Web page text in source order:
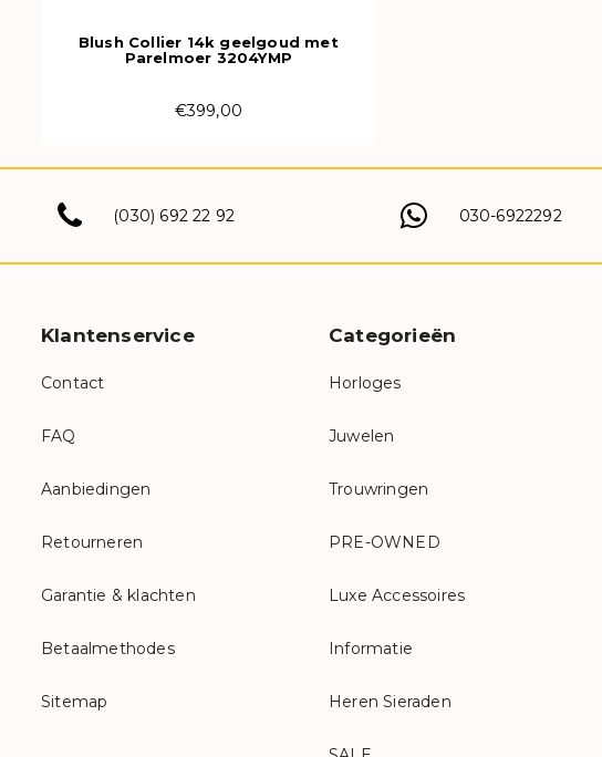
Blush Collier 14k geelgoud met
Parelmoer 3204YMP
€399,00
(030) 692 22 92 030-6922292
Klantenservice
Contact
FAQ
Aanbiedingen
Retourneren
Garantie & klachten
Betaalmethodes
Sitemap
Categorieën
Horloges
Juwelen
Trouwringen
PRE-OWNED
Luxe Accessoires
Informatie
Heren Sieraden